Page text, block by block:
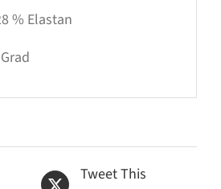
% Elastan
Tweet This